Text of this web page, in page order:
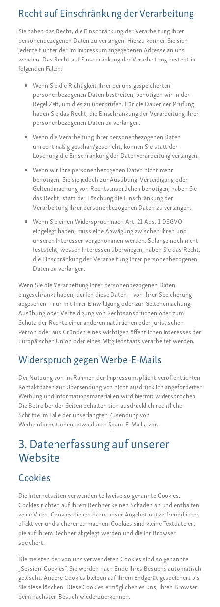
Recht auf Einschränkung der Verarbeitung
Sie haben das Recht, die Einschränkung der Verarbeitung Ihrer
personenbezogenen Daten zu verlangen. Hierzu können Sie sich
jederzeit unter der im Impressum angegebenen Adresse an uns
wenden. Das Recht auf Einschränkung der Verarbeitung besteht in
folgenden Fällen:
Wenn Sie die Richtigkeit Ihrer bei uns gespeicherten
personenbezogenen Daten bestreiten, benötigen wir in der
Regel Zeit, um dies zu überprüfen. Für die Dauer der Prüfung
haben Sie das Recht, die Einschränkung der Verarbeitung Ihrer
personenbezogenen Daten zu verlangen.
Wenn die Verarbeitung Ihrer personenbezogenen Daten
unrechtmäßig geschah/geschieht, können Sie statt der
Löschung die Einschränkung der Datenverarbeitung verlangen.
Wenn wir Ihre personenbezogenen Daten nicht mehr
benötigen, Sie sie jedoch zur Ausübung, Verteidigung oder
Geltendmachung von Rechtsansprüchen benötigen, haben Sie
das Recht, statt der Löschung die Einschränkung der
Verarbeitung Ihrer personenbezogenen Daten zu verlangen.
Wenn Sie einen Widerspruch nach Art. 21 Abs. 1 DSGVO
eingelegt haben, muss eine Abwägung zwischen Ihren und
unseren Interessen vorgenommen werden. Solange noch nicht
feststeht, wessen Interessen überwiegen, haben Sie das Recht,
die Einschränkung der Verarbeitung Ihrer personenbezogenen
Daten zu verlangen.
Wenn Sie die Verarbeitung Ihrer personenbezogenen Daten
eingeschränkt haben, dürfen diese Daten – von ihrer Speicherung
abgesehen – nur mit Ihrer Einwilligung oder zur Geltendmachung,
Ausübung oder Verteidigung von Rechtsansprüchen oder zum
Schutz der Rechte einer anderen natürlichen oder juristischen
Person oder aus Gründen eines wichtigen öffentlichen Interesses der
Europäischen Union oder eines Mitgliedstaats verarbeitet werden.
Widerspruch gegen Werbe-E-Mails
Der Nutzung von im Rahmen der Impressumspflicht veröffentlichten
Kontaktdaten zur Übersendung von nicht ausdrücklich angeforderter
Werbung und Informationsmaterialien wird hiermit widersprochen.
Die Betreiber der Seiten behalten sich ausdrücklich rechtliche
Schritte im Falle der unverlangten Zusendung von
Werbeinformationen, etwa durch Spam-E-Mails, vor.
3. Datenerfassung auf unserer
Website
Cookies
Die Internetseiten verwenden teilweise so genannte Cookies.
Cookies richten auf Ihrem Rechner keinen Schaden an und enthalten
keine Viren. Cookies dienen dazu, unser Angebot nutzerfreundlicher,
effektiver und sicherer zu machen. Cookies sind kleine Textdateien,
die auf Ihrem Rechner abgelegt werden und die Ihr Browser
speichert.
Die meisten der von uns verwendeten Cookies sind so genannte
„Session-Cookies“. Sie werden nach Ende Ihres Besuchs automatisch
gelöscht. Andere Cookies bleiben auf Ihrem Endgerät gespeichert bis
Sie diese löschen. Diese Cookies ermöglichen es uns, Ihren Browser
beim nächsten Besuch wiederzuerkennen.